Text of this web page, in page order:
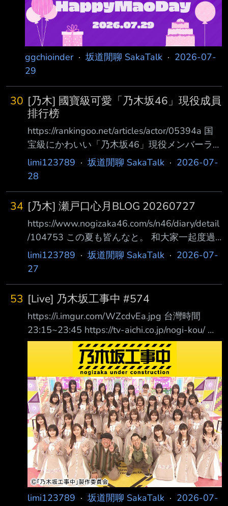
ggchioinder· 坂道閒聊 SakaTalk · 2026-07-
29
30 [乃木] 國寶級可愛「乃木坂46」現役成員
排行榜
https://rankingoo.net/articles/actor/05394a 国
宝級にかわいい「乃木坂46」現役メンバーラン
キング【2026年7月版】 國寶級可愛「乃木坂
46」現役成員排行榜 全年代男女(含未回答性
（108票） 第9位：奥田いろは（5期生）（116
票） 第8位：賀喜遥香（4期生）（117票） 第7
位：筒井あやめ（4期生）（123票） 第6位：
中西アルノ（5期生）（127票） 第5位：瀬戸
口心月（6期生）（131票） 第4位：五百
limi123789 · 坂道閒聊 SakaTalk · 2026-07-
28
34 [乃木] 瀬戸口心月BLOG 20260727
https://www.nogizaka46.com/s/n46/diary/detail
/104753 この夏も皆んなと。 和大家一起度過
這個夏天。 你好！ 我是乃木坂46 6期生的 瀬戸
口心月（せとぐち みつき）。 42單「是非に及
ず」已經在音樂節目，以及真夏的全國巡演等各
種場合和大家見面了！ 每次收到大家的感想，
或是在會場聽見響徹全場的應援聲、看見大家一
起熱情投入的模 樣時，我都會真切感受到，這
張單曲正一點一滴地傳遞到大家身邊。真的覺得
好開心。 一直以來，
limi123789 · 坂道閒聊 SakaTalk · 2026-07-
27
53 [Live] 乃木坂工事中 #574
https://i.imgur.com/WZcdvEa.jpg 台灣時間
23:15~23:45 https://tv-aichi.co.jp/nogi-kou/ 新
企画「チーム対抗！これいくら金？」 メンバ
ーの知られざる お買い物事情や金銭感覚が明
らかに！ https://tv-aichi.co.jp/timetable/?
p=241078&s=0x8430&e=32591&ed=202607
20 【驚愕！お買い物事情を大公開 金でメン
バー大揉め！？】 ▼メンバーがプライベート
で購入したアイテムを持ち寄り
limi123789 · 坂道閒聊 SakaTalk · 2026-07-